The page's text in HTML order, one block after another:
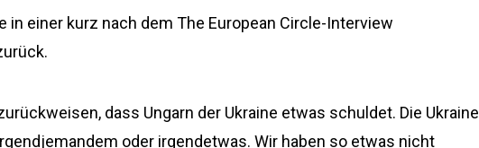
in einer kurz nach dem The European Circle-Interview
dass Ungarn der Ukraine etwas schuldet. Die Ukraine
oder irgendetwas. Wir haben so etwas nicht